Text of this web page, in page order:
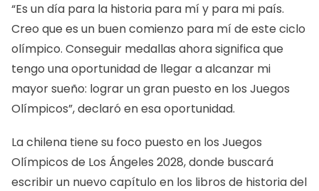
“Es un día para la historia para mí y para mi país.
Creo que es un buen comienzo para mí de este ciclo
olímpico. Conseguir medallas ahora significa que
tengo una oportunidad de llegar a alcanzar mi
mayor sueño: lograr un gran puesto en los Juegos
Olímpicos”,declaró en esa oportunidad.
La chilena tiene su foco puesto en los Juegos
Olímpicos de Los Ángeles 2028, donde buscará
escribir un nuevo capítulo en los libros de historia del